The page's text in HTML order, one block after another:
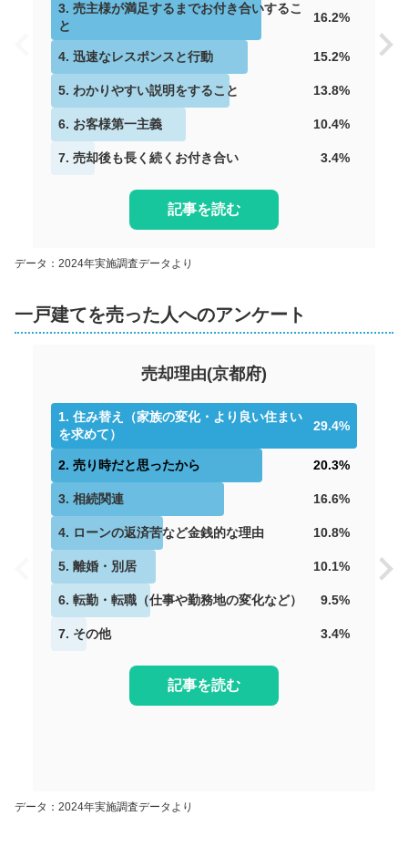
3. 売主様が満足するまでお付き合いするこ
と
16.2%
4. 迅速なレスポンスと行動 15.2%
5. わかりやすい説明をすること 13.8%
6. お客様第一主義 10.4%
7. 売却後も長く続くお付き合い 3.4%
記事を読む
データ：2024年実施調査データより
一戸建てを売った人へのアンケート
売却理由(京都府)
1. 住み替え（家族の変化・より良い住まい
を求めて）
29.4%
2. 売り時だと思ったから 20.3%
3. 相続関連 16.6%
4. ローンの返済苦など金銭的な理由 10.8%
5. 離婚・別居 10.1%
6. 転勤・転職（仕事や勤務地の変化など） 9.5%
7. その他 3.4%
記事を読む
データ：2024年実施調査データより